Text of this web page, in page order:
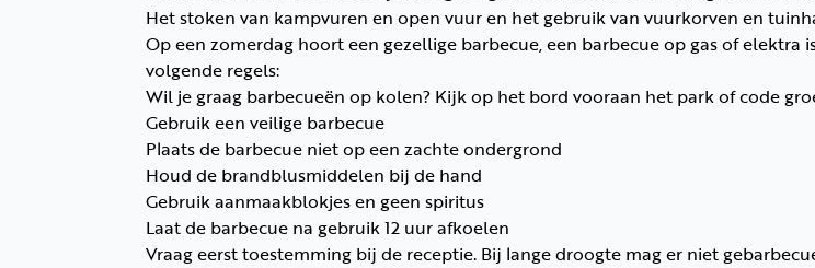
Het stoken van kampvuren en open vuur en het gebruik van vuurkorven en
Op een zomerdag hoort een gezellige barbecue, een barbecue op gas of
volgende regels:
Wil je graag barbecueën op kolen? Kijk op het bord vooraan het park of code
Gebruik een veilige barbecue
Plaats de barbecue niet op een zachte ondergrond
Houd de brandblusmiddelen bij de hand
Gebruik aanmaakblokjes en geen spiritus
Laat de barbecue na gebruik 12 uur afkoelen
Vraag eerst toestemming bij de receptie. Bij lange droogte mag er niet